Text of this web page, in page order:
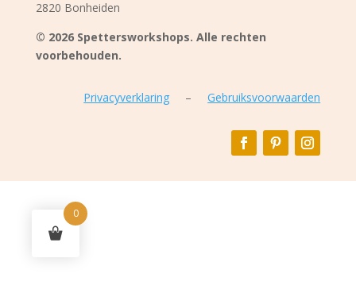
2820 Bonheiden
© 2026 Spettersworkshops. Alle rechten
voorbehouden.
Privacyverklaring –Gebruiksvoorwaarden
0